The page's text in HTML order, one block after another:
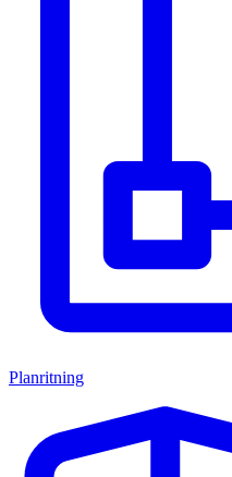
Planritning